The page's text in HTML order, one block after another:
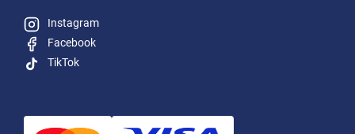
Instagram
Facebook
TikTok